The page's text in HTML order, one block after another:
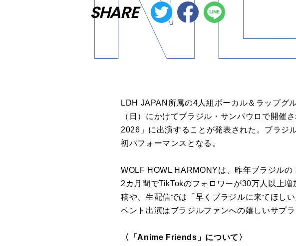
SHARE
LDH JAPAN所属の4人組ボーカル＆ラップグ
（日）にかけてブラジル・サンパウロで開催
2026」に出演することが発表された。ブラジ
初パフォーマンスとなる。
WOLF HOWL HARMONYは、昨年ブラジル
2カ月間でTikTokのフォロワーが30万人以上
稿や、生配信では「早くブラジルに来てほし
ベント出演はブラジルファンへの嬉しいサプラ
〈「Anime Friends」について〉